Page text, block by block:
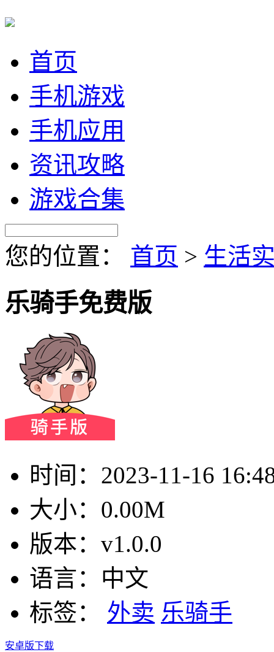
首页
手机游戏
手机应用
资讯攻略
游戏合集
您的位置： 首页 > 生活
乐骑手免费版
时间： 2023-11-16
大小： 0.00M
版本： v1.0.0
语言： 中文
标签：
外卖 乐骑手
安卓版下载